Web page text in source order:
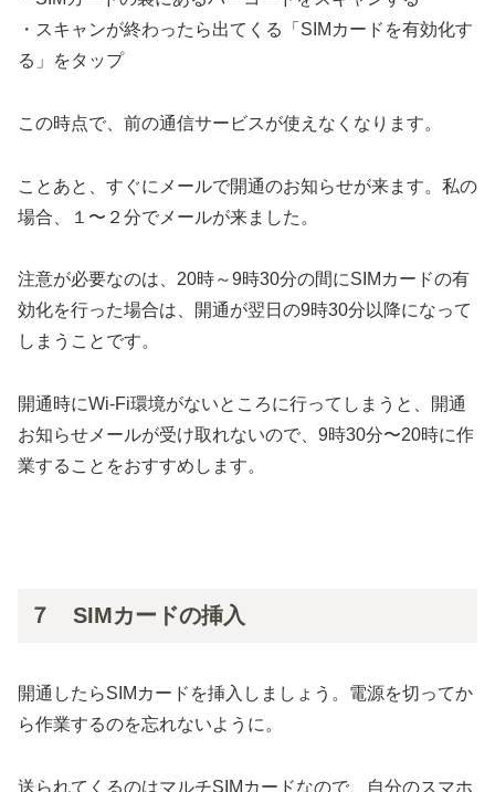
・スキャンが終わったら出てくる「SIMカードを有効化す
る」をタップ
この時点で、前の通信サービスが使えなくなります。
ことあと、すぐにメールで開通のお知らせが来ます。私の
場合、１〜２分でメールが来ました。
注意が必要なのは、20時～9時30分の間にSIMカードの有
効化を行った場合は、開通が翌日の9時30分以降になって
しまうことです。
開通時にWi-Fi環境がないところに行ってしまうと、開通
お知らせメールが受け取れないので、9時30分〜20時に作
業することをおすすめします。
７ SIMカードの挿入
開通したらSIMカードを挿入しましょう。電源を切ってか
ら作業するのを忘れないように。
送られてくるのはマルチSIMカードなので、自分のスマホ